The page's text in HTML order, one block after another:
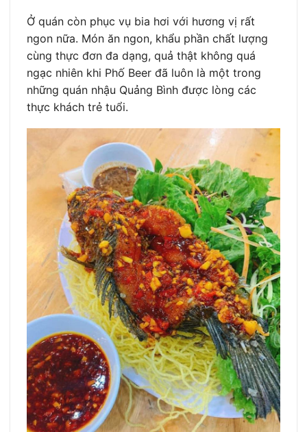
Ở quán còn phục vụ bia hơi với hương vị rất
ngon nữa. Món ăn ngon, khẩu phần chất lượng
cùng thực đơn đa dạng, quả thật không quá
ngạc nhiên khi Phố Beer đã luôn là một trong
những quán nhậu Quảng Bình được lòng các
thực khách trẻ tuổi.